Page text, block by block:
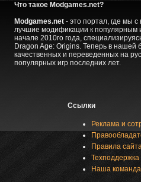
Что такое Modgames.net?
Modgames.net- это портал, где мы
лучшие модификации к популярным
начале 2010го года,
Dragon Age: Origins. Теперь в нашей
качественных и переведенных на
популярных игр последних лет.
Ссылки
Реклама и
Правила
Техподдержка
Наша команда